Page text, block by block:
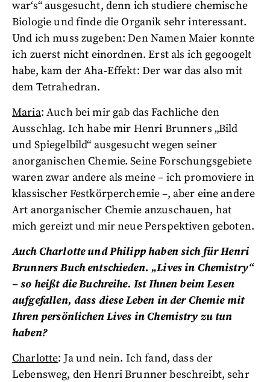
war‘s“ ausgesucht, denn ich studiere chemische
Biologie und finde die Organik sehr interessant.
Und ich muss zugeben: Den Namen Maier konnte
ich zuerst nicht einordnen. Erst als ich gegoogelt
habe, kam der Aha-Effekt: Der war das also mit
dem Tetrahedran.
Maria: Auch bei mir gab das Fachliche den
Ausschlag. Ich habe mir Henri Brunners „Bild
und Spiegelbild“ ausgesucht wegen seiner
anorganischen Chemie. Seine Forschungsgebiete
waren zwar andere als meine – ich promoviere in
klassischer Festkörperchemie –, aber eine andere
Art anorganischer Chemie anzuschauen, hat
mich gereizt und mir neue Perspektiven geboten.
Auch Charlotte und Philipp haben sich für Henri
Brunners Buch entschieden. „Lives in Chemistry“
– so heißt die Buchreihe. Ist Ihnen beim Lesen
aufgefallen, dass diese Leben in der Chemie mit
Ihren persönlichen Lives in Chemistry zu tun
haben?
Charlotte: Ja und nein. Ich fand, dass der
Lebensweg, den Henri Brunner beschreibt, sehr